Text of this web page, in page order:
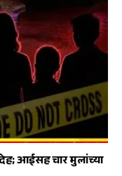
आईसह चार मुलांच्या